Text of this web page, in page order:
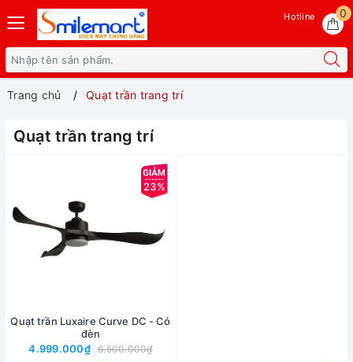
0
Hotline
Trang chủ Quạt trần trang trí
Quạt trần trang trí
23%
Quạt trần Luxaire Curve DC - Có
đèn
4.999.000₫
6.500.000₫